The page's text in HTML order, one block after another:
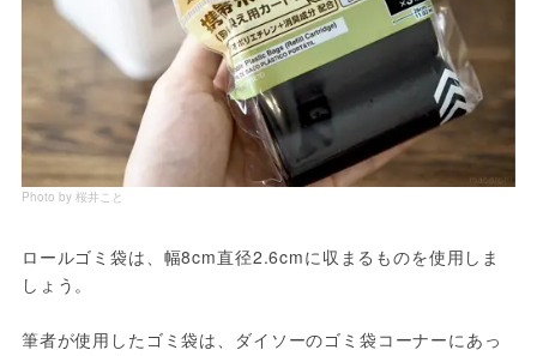
Photo by 桜井こと
ロールゴミ袋は、幅8cm直径2.6cmに収まるものを使用しま
しょう。
筆者が使用したゴミ袋は、ダイソーのゴミ袋コーナーにあっ